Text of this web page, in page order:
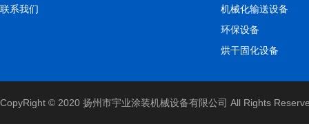
联系我们
机械化输送设备
环保设备
烘干固化设备
CopyRight © 2020 扬州市宇业涂装机械设备有限公司 All Rights